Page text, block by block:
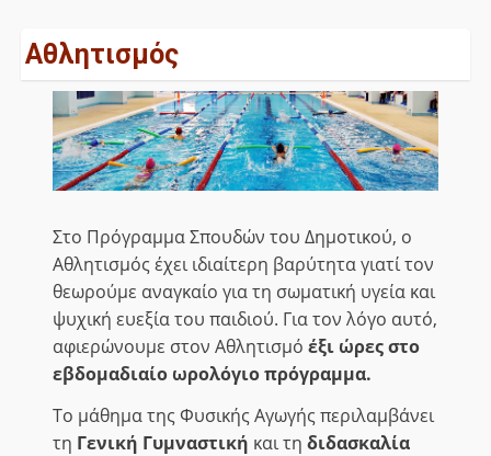
Αθλητισμός
Στο Πρόγραμμα Σπουδών του Δημοτικού, ο
Αθλητισμός έχει ιδιαίτερη βαρύτητα γιατί τον
θεωρούμε αναγκαίο για τη σωματική υγεία και
ψυχική ευεξία του παιδιού. Για τον λόγο αυτό,
αφιερώνουμε στον Αθλητισμόέξι ώρες στο
εβδομαδιαίο ωρολόγιο πρόγραμμα.
Το μάθημα της Φυσικής Αγωγής περιλαμβάνει
τη Γενική Γυμναστική και τηδιδασκαλία